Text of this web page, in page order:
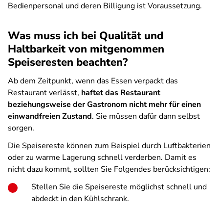
Bedienpersonal und deren Billigung ist Voraussetzung.
Was muss ich bei Qualität und
Haltbarkeit von mitgenommen
Speiseresten beachten?
Ab dem Zeitpunkt, wenn das Essen verpackt das
Restaurant verlässt, haftet das Restaurant
beziehungsweise der Gastronom nicht mehr für einen
einwandfreien Zustand. Sie müssen dafür dann selbst
sorgen.
Die Speisereste können zum Beispiel durch Luftbakterien
oder zu warme Lagerung schnell verderben. Damit es
nicht dazu kommt, sollten Sie Folgendes berücksichtigen:
Stellen Sie die Speisereste möglichst schnell und
abdeckt in den Kühlschrank.